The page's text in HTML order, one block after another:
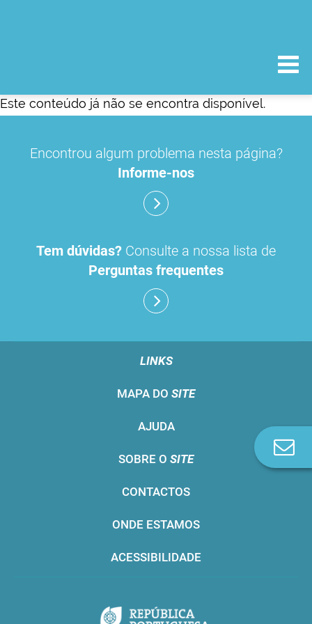
Este conteúdo já não se encontra disponível.
Encontrou algum problema nesta página?
Informe-nos
Tem dúvidas? Consulte a nossa lista de
Perguntas frequentes
LINKS
MAPA DO SITE
AJUDA
SOBRE O SITE
CONTACTOS
ONDE ESTAMOS
ACESSIBILIDADE